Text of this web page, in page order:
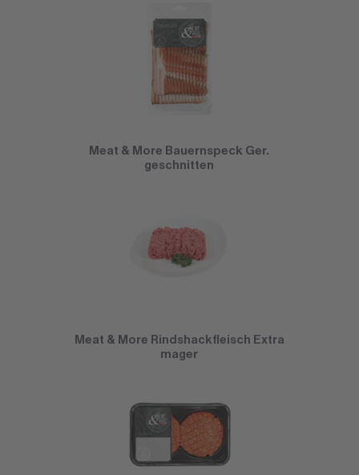
Meat & More Bauernspeck Ger.
geschnitten
Meat & More Rindshackfleisch Extra
mager